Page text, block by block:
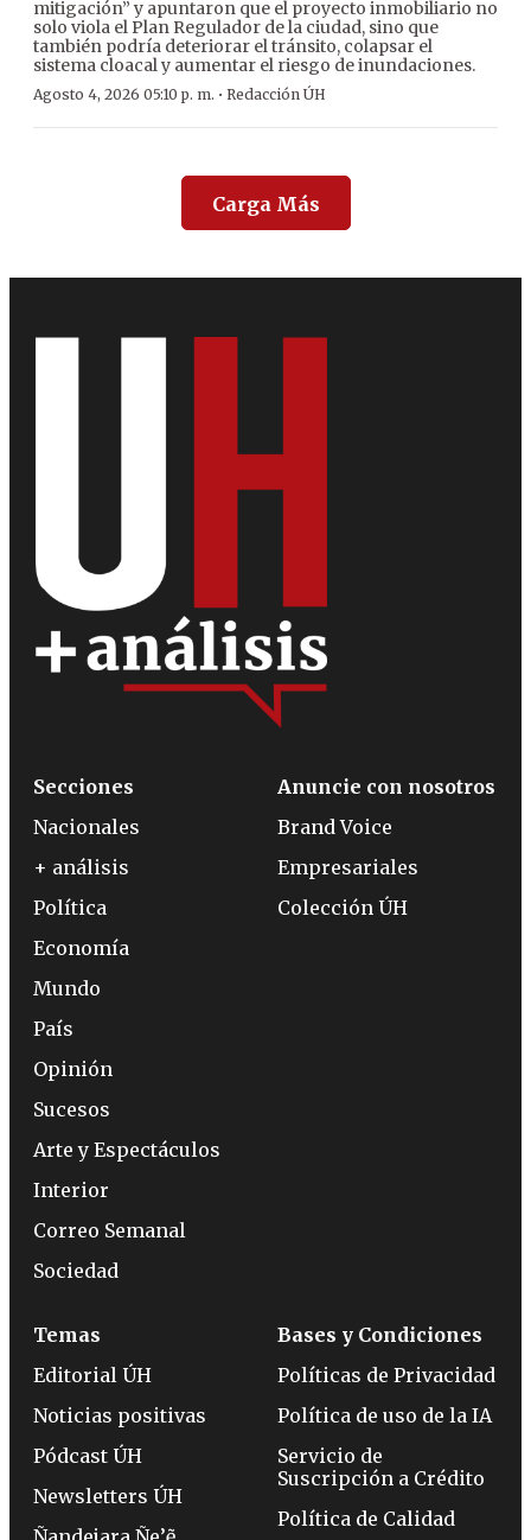
mitigación” y apuntaron que el proyecto inmobiliario no
solo viola el Plan Regulador de la ciudad, sino que
también podría deteriorar el tránsito, colapsar el
sistema cloacal y aumentar el riesgo de inundaciones.
Agosto 4, 2026 05:10 p. m. · Redacción ÚH
Carga Más
Secciones
Nacionales
+ análisis
Política
Economía
Mundo
País
Opinión
Sucesos
Arte y Espectáculos
Interior
Correo Semanal
Sociedad
Anuncie con nosotros
Brand Voice
Empresariales
Colección ÚH
Temas
Editorial ÚH
Noticias positivas
Pódcast ÚH
Newsletters ÚH
Bases y Condiciones
Políticas de Privacidad
Política de uso de la IA
Servicio de
Suscripción a Crédito
Política de Calidad